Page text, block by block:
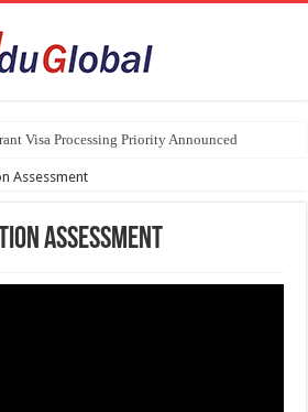
Visa Processing Priority Announced
Assessment
Assessment